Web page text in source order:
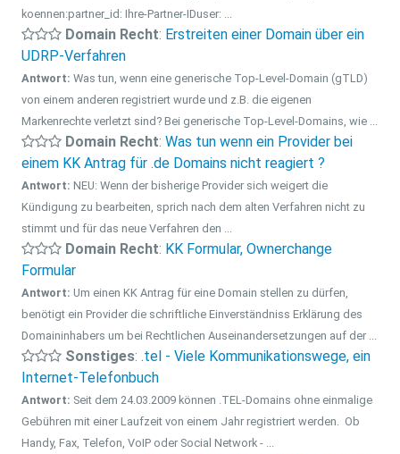
koennen:partner_id: Ihre-Partner-IDuser: ...
Domain Recht: Erstreiten einer Domain über ein
UDRP-Verfahren
Antwort: Was tun, wenn eine generische Top-Level-Domain (gTLD)
von einem anderen registriert wurde und z.B. die eigenen
Markenrechte verletzt sind? Bei generische Top-Level-Domains, wie ...
Domain Recht: Was tun wenn ein Provider bei
einem KK Antrag für .de Domains nicht reagiert ?
Antwort: NEU: Wenn der bisherige Provider sich weigert die
Kündigung zu bearbeiten, sprich nach dem alten Verfahren nicht zu
stimmt und für das neue Verfahren den ...
Domain Recht: KK Formular, Ownerchange
Formular
Antwort: Um einen KK Antrag für eine Domain stellen zu dürfen,
benötigt ein Provider die schriftliche Einverständniss Erklärung des
Domaininhabers um bei Rechtlichen Auseinandersetzungen auf der ...
Sonstiges: .tel - Viele Kommunikationswege, ein
Internet-Telefonbuch
Antwort: Seit dem 24.03.2009 können .TEL-Domains ohne einmalige
Gebühren mit einer Laufzeit von einem Jahr registriert werden. Ob
Handy, Fax, Telefon, VoIP oder Social Network - ...